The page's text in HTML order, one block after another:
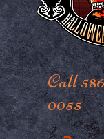
Call
0055